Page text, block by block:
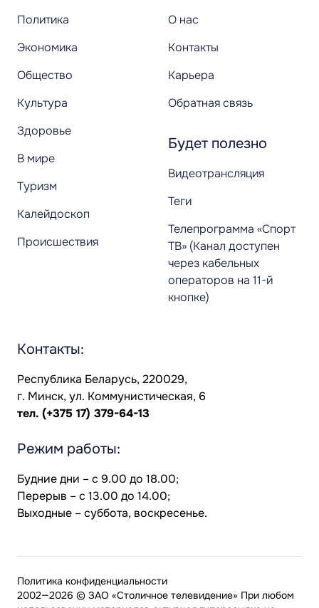
Политика
Экономика
Общество
Культура
Здоровье
В мире
Туризм
Калейдоскоп
Происшествия
О нас
Контакты
Карьера
Обратная связь
Будет полезно
Видеотрансляция
Теги
Телепрограмма «Спорт
ТВ» (Канал доступен
через кабельных
операторов на 11-й
кнопке)
Контакты:
Республика Беларусь, 220029,
г. Минск, ул. Коммунистическая, 6
тел. (+375 17) 379-64-13
Режим работы:
Будние дни – с 9.00 до 18.00;
Перерыв – с 13.00 до 14.00;
Выходные – суббота, воскресенье.
2002—2026 © ЗАО «Столичное телевидение» При любом
Политика конфиденциальности